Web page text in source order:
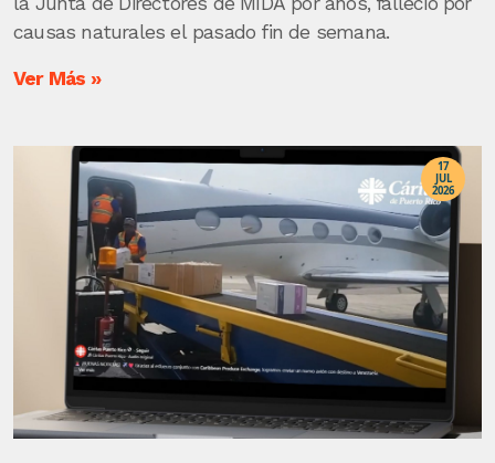
causas naturales el pasado fin de semana.
Ver Más »
17
JUL
2026